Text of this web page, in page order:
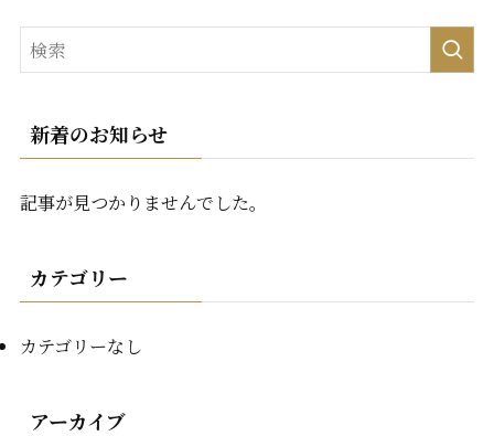
新着のお知らせ
記事が見つかりませんでした。
カテゴリー
カテゴリーなし
アーカイブ